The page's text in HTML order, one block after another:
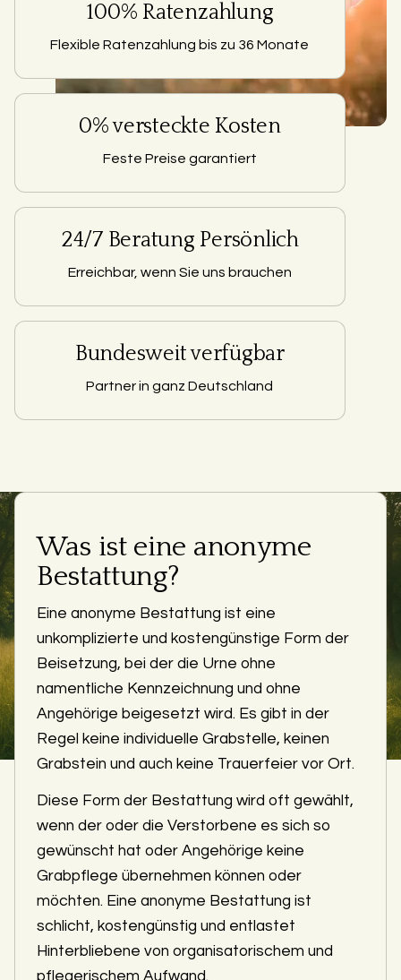
100% Ratenzahlung
Flexible Ratenzahlung bis zu 36 Monate
0% versteckte Kosten
Feste Preise garantiert
24/7 Beratung Persönlich
Erreichbar, wenn Sie uns brauchen
Bundesweit verfügbar
Partner in ganz Deutschland
Was ist eine anonyme
Bestattung?
Eine anonyme Bestattung ist eine
unkomplizierte und kostengünstige Form der
Beisetzung, bei der die Urne ohne
namentliche Kennzeichnung und ohne
Angehörige beigesetzt wird. Es gibt in der
Regel keine individuelle Grabstelle, keinen
Grabstein und auch keine Trauerfeier vor Ort.
Diese Form der Bestattung wird oft gewählt,
wenn der oder die Verstorbene es sich so
gewünscht hat oder Angehörige keine
Grabpflege übernehmen können oder
möchten. Eine anonyme Bestattung ist
schlicht, kostengünstig und entlastet
Hinterbliebene von organisatorischem und
pflegerischem Aufwand.